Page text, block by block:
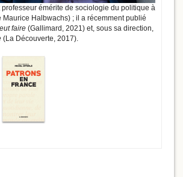
professeur émérite de sociologie du politique à
Maurice Halbwachs) ; il a récemment publié
faire (Gallimard, 2021) et, sous sa direction,
(La Découverte, 2017).